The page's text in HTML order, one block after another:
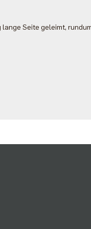
Seite geleimt,